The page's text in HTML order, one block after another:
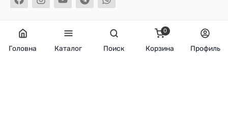
Головна Каталог Поиск
0
Корзина Профиль